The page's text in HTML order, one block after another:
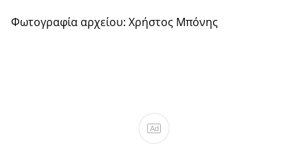
Φωτογραφία αρχείου: Χρήστος Μπόνης
Ad